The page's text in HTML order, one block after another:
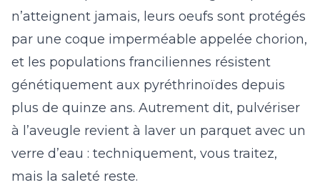
n’atteignent jamais, leurs oeufs sont protégés
par une coque imperméable appelée chorion,
et les populations franciliennes résistent
génétiquement aux pyréthrinoïdes depuis
plus de quinze ans. Autrement dit, pulvériser
à l’aveugle revient à laver un parquet avec un
verre d’eau : techniquement, vous traitez,
mais la saleté reste.